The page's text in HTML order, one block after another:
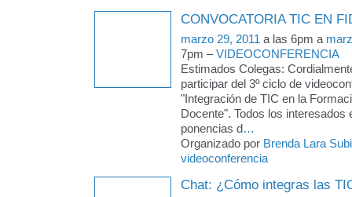
CONVOCATORIA TIC EN
marzo 29, 2011 a las 6pm a
7pm –VIDEOCONFERENCIA
Estimados Colegas:
participar del 3º ciclo de
"Integración de TIC en la
Docente". Todos los interesados
ponencias d…
Organizado por Brenda Lara
videoconferencia
Chat: ¿Cómo integras las